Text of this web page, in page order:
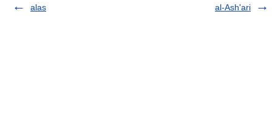
alas
al-Ash'ari